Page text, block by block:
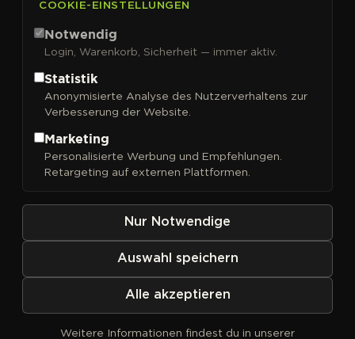
Seedsman
Sortieren nach
COOKIE-EINSTELLUNGEN
Notwendig
Login, Warenkorb, Sicherheit — immer aktiv.
Statistik
Anonymisierte Analyse des Nutzerverhaltens zur
Verbesserung der Website.
Marketing
Personalisierte Werbung und Empfehlungen.
Retargeting auf externen Plattformen.
Nur Notwendige
Auswahl speichern
Alle akzeptieren
Weitere Informationen findest du in unserer